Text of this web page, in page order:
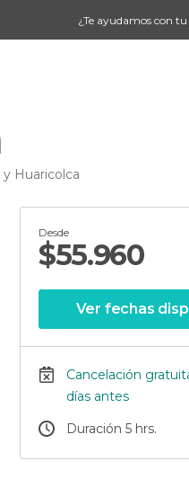
¿Te ayudamos con tu
Huaricolca
Desde
$55.960
Ver fechas
Cancelación
días antes
Duración 5 hrs.